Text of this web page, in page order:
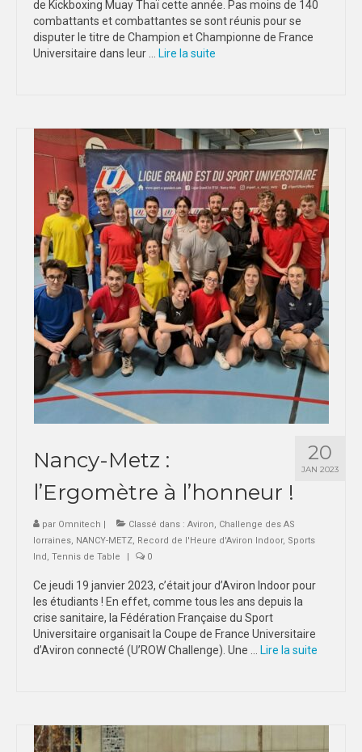
de Kickboxing Muay Thaï cette année. Pas moins de 140
combattants et combattantes se sont réunis pour se
disputer le titre de Champion et Championne de France
Universitaire dans leur …
Lire la suite­­
20
JAN 2023
Nancy-Metz :
l’Ergomètre à l’honneur !
par Omnitech | Classé dans : Aviron, Challenge des AS
lorraines, NANCY-METZ, Record de l'Heure d'Aviron Indoor, Sports
Ind, Tennis de Table | 0
Ce jeudi 19 janvier 2023, c’était jour d’Aviron Indoor pour
les étudiants ! En effet, comme tous les ans depuis la
crise sanitaire, la Fédération Française du Sport
Universitaire organisait la Coupe de France Universitaire
d’Aviron connecté (U’ROW Challenge). Une …
Lire la suite­­